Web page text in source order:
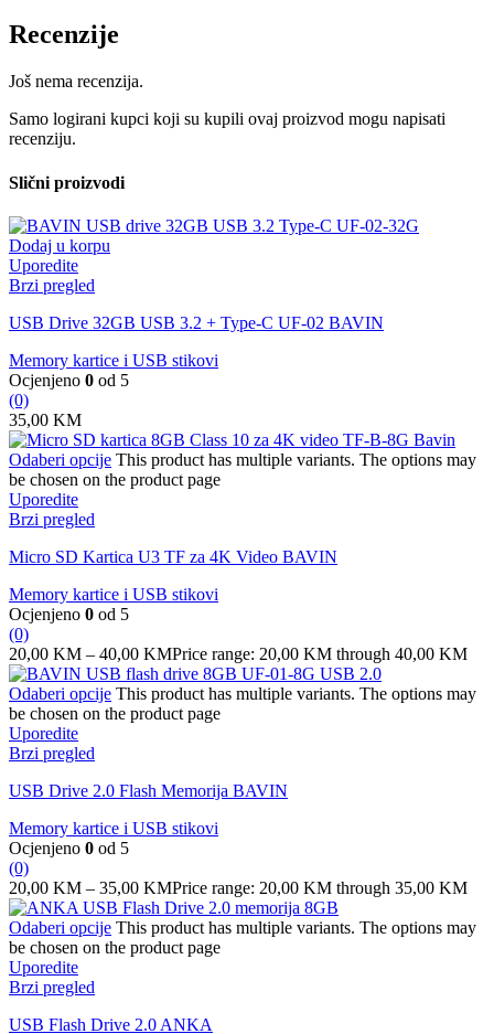
Recenzije
Još nema recenzija.
Samo logirani kupci koji su kupili ovaj proizvod mogu napisati
recenziju.
Slični proizvodi
Dodaj u korpu
Uporedite
Brzi pregled
USB Drive 32GB USB 3.2 + Type-C UF-02 BAVIN
Memory kartice i USB stikovi
Ocjenjeno 0 od 5
(0)
35,00 KM
Odaberi opcije This product has multiple variants. The options may
be chosen on the product page
Uporedite
Brzi pregled
Micro SD Kartica U3 TF za 4K Video BAVIN
Memory kartice i USB stikovi
Ocjenjeno 0 od 5
(0)
20,00 KM – 40,00 KMPrice range: 20,00 KM through 40,00 KM
Odaberi opcije This product has multiple variants. The options may
be chosen on the product page
Uporedite
Brzi pregled
USB Drive 2.0 Flash Memorija BAVIN
Memory kartice i USB stikovi
Ocjenjeno 0 od 5
(0)
20,00 KM – 35,00 KMPrice range: 20,00 KM through 35,00 KM
Odaberi opcije This product has multiple variants. The options may
be chosen on the product page
Uporedite
Brzi pregled
USB Flash Drive 2.0 ANKA